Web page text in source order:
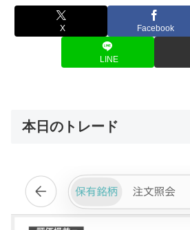
X Facebook
LINE
本日のトレード